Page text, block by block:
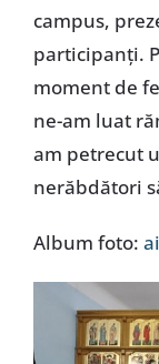
campus,
participanți.
moment de
ne-am luat
am petrecut
nerăbdători
Album foto: